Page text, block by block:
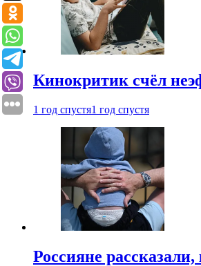
Кинокритик счёл
1 год спустя1 год спустя
Россияне